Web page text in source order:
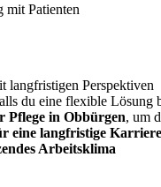
mit Patienten
langfristigen Perspektiven
du eine flexible Lösung
in Obbürgen, um
eine langfristige Karriere
Arbeitsklima